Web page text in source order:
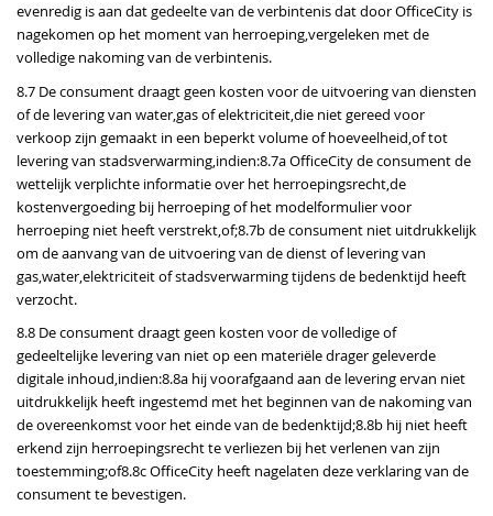
evenredig is aan dat gedeelte van de verbintenis dat door OfficeCity is
nagekomen op het moment van herroeping,vergeleken met de
volledige nakoming van de verbintenis.
8.7 De consument draagt geen kosten voor de uitvoering van diensten
of de levering van water,gas of elektriciteit,die niet gereed voor
verkoop zijn gemaakt in een beperkt volume of hoeveelheid,of tot
levering van stadsverwarming,indien:8.7a OfficeCity de consument de
wettelijk verplichte informatie over het herroepingsrecht,de
kostenvergoeding bij herroeping of het modelformulier voor
herroeping niet heeft verstrekt,of;8.7b de consument niet uitdrukkelijk
om de aanvang van de uitvoering van de dienst of levering van
gas,water,elektriciteit of stadsverwarming tijdens de bedenktijd heeft
verzocht.
8.8 De consument draagt geen kosten voor de volledige of
gedeeltelijke levering van niet op een materiële drager geleverde
digitale inhoud,indien:8.8a hij voorafgaand aan de levering ervan niet
uitdrukkelijk heeft ingestemd met het beginnen van de nakoming van
de overeenkomst voor het einde van de bedenktijd;8.8b hij niet heeft
erkend zijn herroepingsrecht te verliezen bij het verlenen van zijn
toestemming;of8.8c OfficeCity heeft nagelaten deze verklaring van de
consument te bevestigen.